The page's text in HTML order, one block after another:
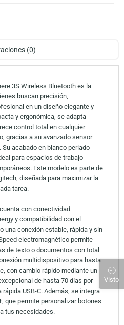
(0)
3S Wireless Bluetooth es la
buscan precisión,
en un diseño elegante y
y ergonómica, se adapta
control total en cualquier
gracias a su avanzado sensor
acabado en blanco perlado
para espacios de trabajo
Este modelo es parte de
diseñada para maximizar la
tarea.
con conectividad
y compatibilidad con el
una conexión estable, rápida y sin
electromagnético permite
de texto o documentos con total
multidispositivo para hasta
con cambio rápido mediante un
de hasta 70 días por
USB-C. Además, se integra
que permite personalizar botones
tus necesidades.
Visto